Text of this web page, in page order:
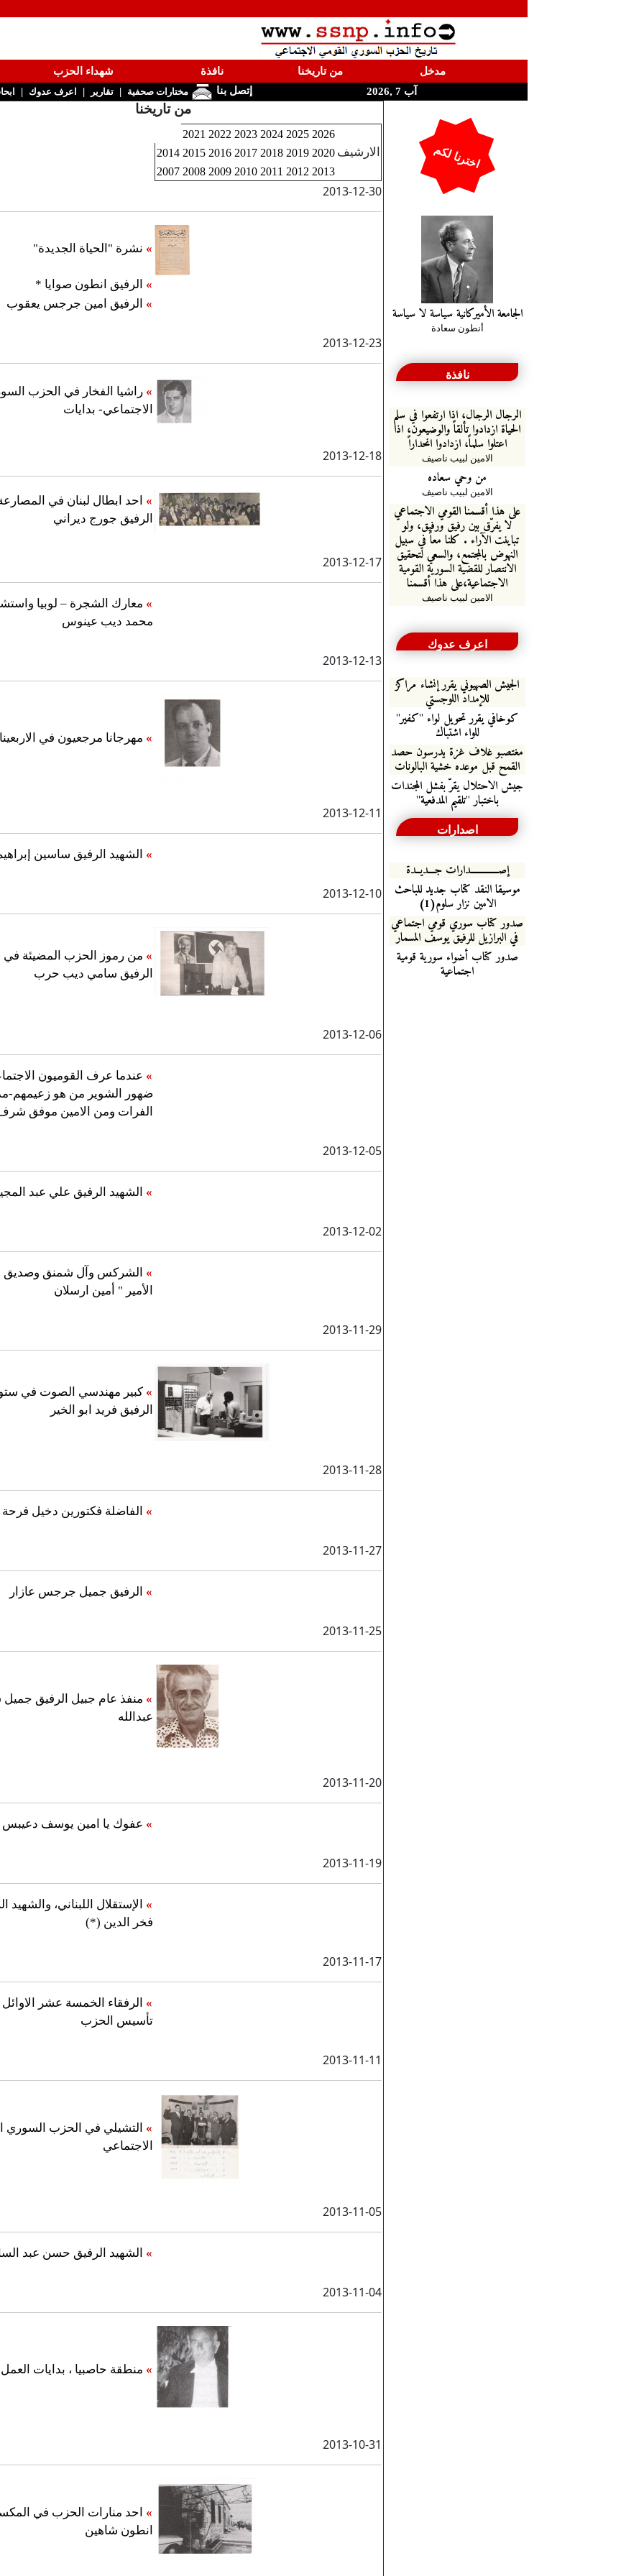
مدخل من تاريخنا نافذة شهداء الحزب
آب 7 ,2026
إتصل بنا مختارات صحفية | تقارير | اعرف عدوك |
اخترنا لكم
الجامعة الأميركانية سياسة لا سياسة
أنطون سعادة
نافذة
الرجال الرجال، اذا ارتفعوا في سلم
الحياة ازدادوا تألقاً والوضيعون، اذا
اعتلوا سلماً، ازدادوا انحداراً
الامين لبيب ناصيف
من وحي سعاده
الامين لبيب ناصيف
على هذا أقسمنا القومي الاجتماعي
لا يفرّق بين رفيق ورفيق، ولو
تباينت الآراء . كلنا معاً في سبيل
النهوض بالمجتمع، والسعي لتحقيق
الانتصار للقضية السورية القومية
الاجتماعية،على هذا أقسمنا
الامين لبيب ناصيف
اعرف عدوك
الجيش الصهيوني يقرر إنشاء مراكز
للإمداد اللوجستي
كوخافي يقرر تحويل لواء "كفير"
للواء اشتباك
مغتصبو غلاف غزة يدرسون حصد
القمح قبل موعده خشية البالونات
جيش الاحتلال يقرّ بفشل المجندات
باختبار "تلقيم المدفعية"
اصدارات
إصـــــــــــــدارات جـــديــدة
موسيقا النقد كتاب جديد للباحث
الامين نزار سلوم(1)
صدور كتاب سوري قومي اجتماعي
في البرازيل للرفيق يوسف المسمار
صدور كتاب أضواء سورية قومية
اجتماعية
من تاريخنا
الارشيف
2026
2025
2024
2023
2022
2021
2020
2019
2018
2017
2016
2015
2014
2013
2012
2011
2010
2009
2008
2007
2013-12-30
» نشرة "الحياة الجديدة"
» الرفيق انطون صوايا *
» الرفيق امين جرجس يعقوب
2013-12-23
» راشيا الفخار في الحزب
الاجتماعي- بدايات
2013-12-18
» احد ابطال لبنان في
الرفيق جورج ديراني
2013-12-17
» معارك الشجرة – لوبيا
محمد ديب عينوس
2013-12-13
» مهرجانا مرجعيون في
2013-12-11
» الشهيد الرفيق ساسين
2013-12-10
» من رموز الحزب المضيئة في
الرفيق سامي ديب حرب
2013-12-06
» عندما عرف القوميون
ضهور الشوير من هو زعيمهم-
الفرات ومن الامين موفق
2013-12-05
» الشهيد الرفيق علي عبد
2013-12-02
» الشركس وآل شمنق وصديق
الأمير " أمين ارسلان
2013-11-29
» كبير مهندسي الصوت في
الرفيق فريد ابو الخير
2013-11-28
» الفاضلة فكتورين دخيل فرحة
2013-11-27
» الرفيق جميل جرجس عازار
2013-11-25
» منفذ عام جبيل الرفيق جميل
عبدالله
2013-11-20
» عفوك يا امين يوسف
2013-11-19
»
الإستقلال اللبناني، والشهيد
فخر الدين (*)
2013-11-17
» الرفقاء الخمسة عشر
تأسيس الحزب
2013-11-11
» التشيلي في الحزب السوري
الاجتماعي
2013-11-05
» الشهيد الرفيق حسن عبد
2013-11-04
» منطقة حاصبيا ، بدايات
2013-10-31
» احد منارات الحزب في
انطون شاهين